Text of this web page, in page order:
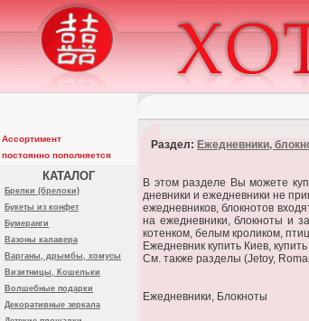
Ассортимент
постоянно пополняется
КАТАЛОГ
Брелки (брелоки)
Букеты из конфет
Бумеранги
Вазоны калавера
Варганы, дрымбы, хомусы
Визитницы, Кошельки
Волшебные подарки
Декоративные зеркала
Раздел: Ежедневники,
В этом разделе Вы можете
дневники и ежедневники не
ежедневников, блокнотов
на ежедневники, блокноты и
котенком, белым кроликом,
Ежедневник купить Киев,
См. также разделы (Jetoy,
Ежедневники, Блокноты